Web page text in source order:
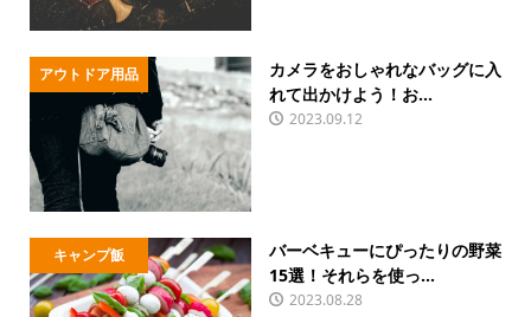
アウトドア用品
カメラをおしゃれなバッグに入
れて出かけよう！お...
2023.09.12
キャンプ飯
バーベキューにぴったりの野菜
15選！それらを使っ...
2023.08.28